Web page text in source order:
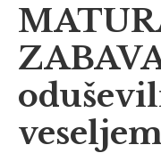
KONTAKT
veseljem